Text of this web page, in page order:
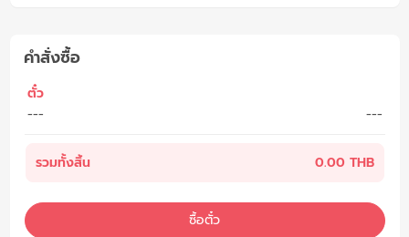
คำสั่งซื้อ
ตั๋ว
---
---
รวมทั้งสิ้น 0.00 THB
ซื้อตั๋ว